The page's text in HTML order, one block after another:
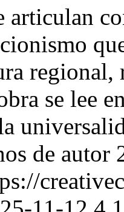
articulan
se lee
de autor